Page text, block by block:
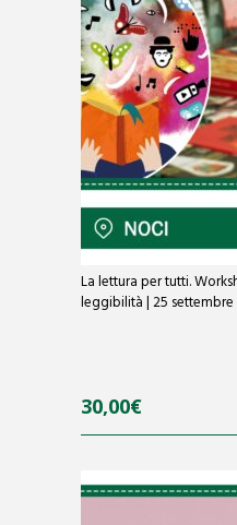
La lettura per tutti.
leggibilità | 25
30,00€